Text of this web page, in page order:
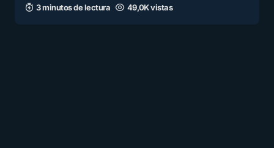
3 minutos de lectura 49,0K vistas